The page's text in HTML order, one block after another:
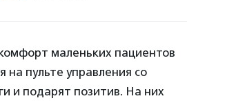
маленьких пациентов
пульте управления со
и подарят позитив. На них